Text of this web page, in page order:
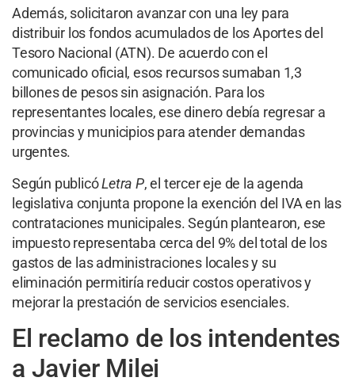
Además, solicitaron avanzar con una ley para
distribuir los fondos acumulados de los Aportes del
Tesoro Nacional (ATN). De acuerdo con el
comunicado oficial, esos recursos sumaban 1,3
billones de pesos sin asignación. Para los
representantes locales, ese dinero debía regresar a
provincias y municipios para atender demandas
urgentes.
Según publicóLetra P, el tercer eje de la agenda
legislativa conjunta propone la exención del IVA en las
contrataciones municipales. Según plantearon, ese
impuesto representaba cerca del 9% del total de los
gastos de las administraciones locales y su
eliminación permitiría reducir costos operativos y
mejorar la prestación de servicios esenciales.
El reclamo de los intendentes
a Javier Milei